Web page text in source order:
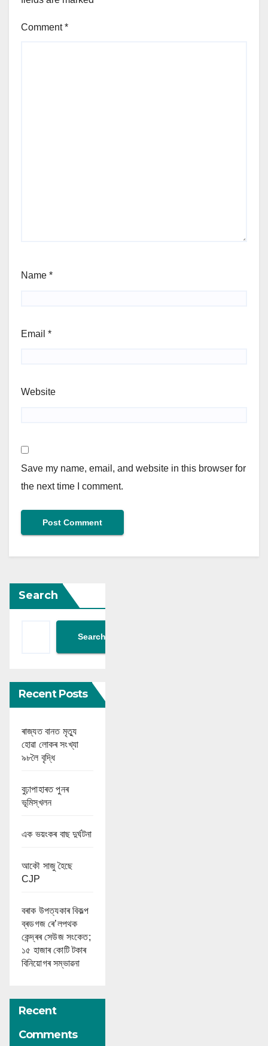
Comment*
Name *
Email *
Website
Save my name, email, and website in this browser for
the next time I comment.
Search
Search
Recent Posts
ৰাজ্যত বানত মৃত্যু
হোৱা লোকৰ সংখ্যা
৯৮লৈ বৃদ্ধি
বুঢ়াপাহাৰত পুনৰ
ভূমিস্খলন
এক ভয়ংকৰ বাছ দুৰ্ঘটনা
আকৌ সাজু হৈছে
CJP
বৰাক উপত্যকাৰ বিকল্প
ব্ৰডগজ ৰে’লপথক
কেন্দ্ৰৰ সেউজ সংকেত;
১৫ হাজাৰ কোটি টকাৰ
বিনিয়োগৰ সম্ভাৱনা
Recent
Comments